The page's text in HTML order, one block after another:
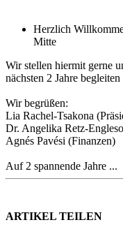
Herzlich
Mitte
Wir stellen hiermit gerne
nächsten 2 Jahre
Wir begrüßen:
Lia Rachel-Tsakona
Dr. Angelika Retz-
Agnés Pavési (Finanzen)
Auf 2 spannende Jahre ...
ARTIKEL TEILEN